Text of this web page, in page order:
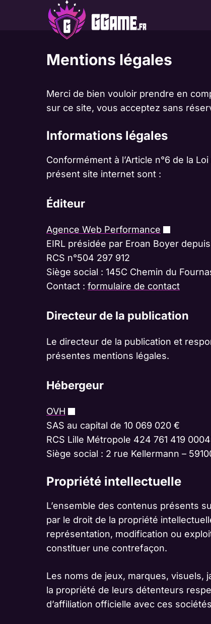
Mentions légales
Merci de bien vouloir prendre en
sur ce site, vous acceptez sans
Informations légales
Conformément à l’Article n°6 de la
présent site internet sont :
Éditeur
Agence Web Performance
EIRL présidée par Eroan Boyer
RCS n°504 297 912
Siège social : 145C Chemin du
Contact : formulaire de contact
Directeur de la publication
Le directeur de la publication et
présentes mentions légales.
Hébergeur
OVH
SAS au capital de 10 069 020 €
RCS Lille Métropole 424 761 419
Siège social : 2 rue Kellermann –
Propriété intellectuelle
L’ensemble des contenus présents
par le droit de la propriété
représentation, modification ou
constituer une contrefaçon.
Les noms de jeux, marques, visuels,
la propriété de leurs détenteurs
d’affiliation officielle avec ces